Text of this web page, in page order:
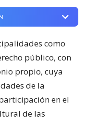
como
público, con
propio, cuya
de la
en el
de las